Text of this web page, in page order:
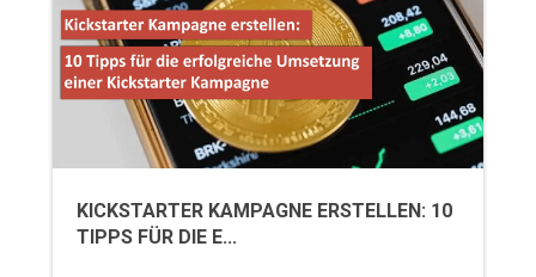
KICKSTARTER KAMPAGNE ERSTELLEN: 10
TIPPS FÜR DIE E...